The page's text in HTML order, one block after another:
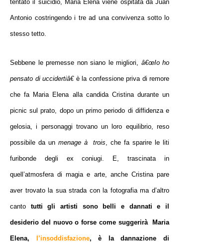
tentato il suicidio, Maria Elena viene ospitata da Juan
Antonio costringendo i tre ad una convivenza sotto lo
stesso tetto.
Sebbene le premesse non siano le migliori, â€œIo ho
pensato di uccidertiâ€è la confessione priva di remore
che fa Maria Elena alla candida Cristina durante un
picnic sul prato, dopo un primo periodo di diffidenza e
gelosia, i personaggi trovano un loro equilibrio, reso
possibile da un menage à trois , che fa sparire le liti
furibonde degli ex coniugi. E, trascinata in
quell’atmosfera di magia e arte, anche Cristina pare
aver trovato la sua strada con la fotografia ma d’altro
canto tutti gli artisti sono belli e dannati e il
desiderio del nuovo o forse come suggerirà Maria
Elena, l’insoddisfazione, è la dannazione di